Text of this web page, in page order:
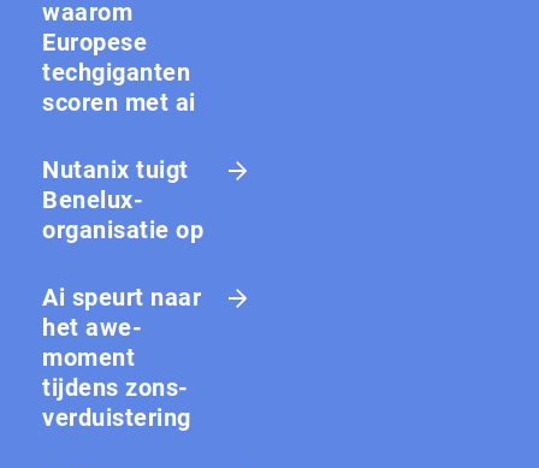
waarom
Europese
techgiganten
scoren met ai
Nutanix tuigt
Benelux-
organisatie op
Ai speurt naar
het awe-
moment
tijdens zons­
ver­duis­te­ring